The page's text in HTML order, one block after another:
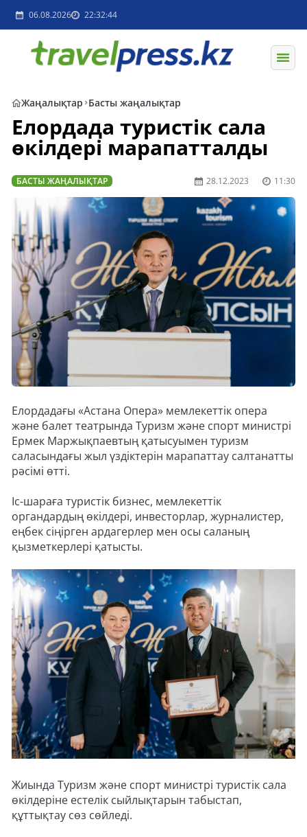
06.08.2026 22:32:44
Жаңалықтар Басты жаңалықтар
Елордада туристік сала
өкілдері марапатталды
БАСТЫ ЖАҢАЛЫҚТАР 28.12.2023 11:30
Елордадағы «Астана Опера» мемлекеттік опера
және балет театрында Туризм және спорт министрі
Ермек Маржықпаевтың қатысуымен туризм
саласындағы жыл үздіктерін марапаттау салтанатты
рәсімі өтті.
Іс-шараға туристік бизнес, мемлекеттік
органдардың өкілдері, инвесторлар, журналистер,
еңбек сіңірген ардагерлер мен осы саланың
қызметкерлері қатысты.
Жиында Туризм және спорт министрі туристік сала
өкілдеріне естелік сыйлықтарын табыстап,
құттықтау сөз сөйледі.